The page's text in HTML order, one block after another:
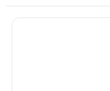
The Park Vista - a